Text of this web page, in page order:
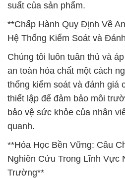
suất của sản phẩm.
**Chấp Hành Quy Định Về
Hệ Thống Kiểm Soát và
Chúng tôi luôn tuân thủ và
an toàn hóa chất một cách
thống kiểm soát và đánh giá
thiết lập để đảm bảo môi
bảo vệ sức khỏe của nhân
quanh.
**Hóa Học Bền Vững: Câu
Nghiên Cứu Trong Lĩnh Vực
Trường**